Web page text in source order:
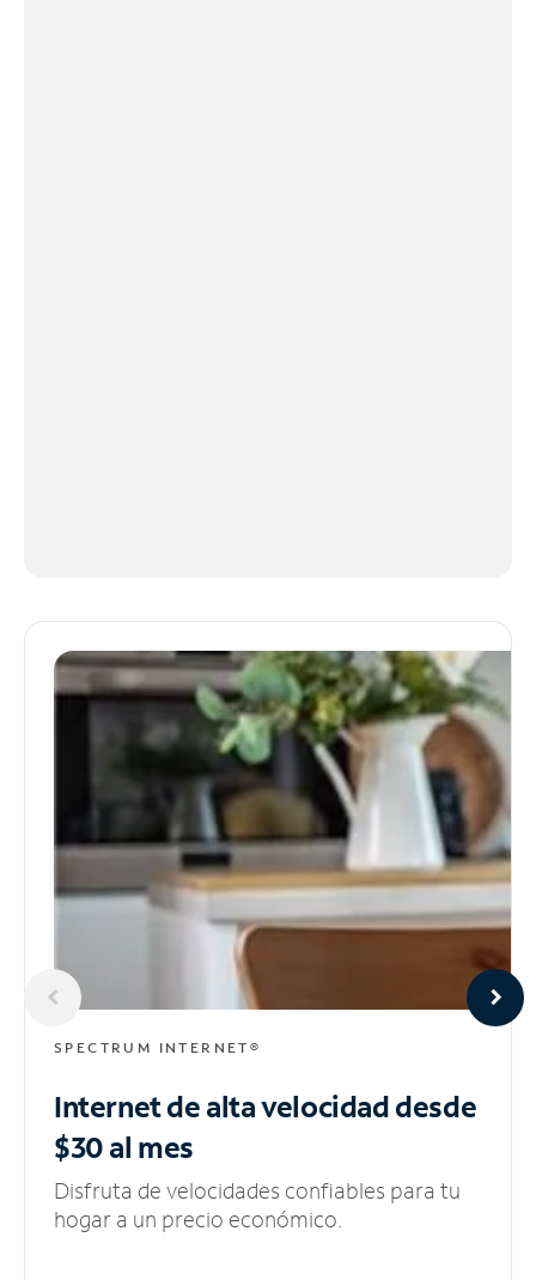
SPECTRUM INTERNET®
Internet de alta velocidaddesde
$30 al mes
Disfruta de velocidades confiables para tu
hogar a un precio económico.